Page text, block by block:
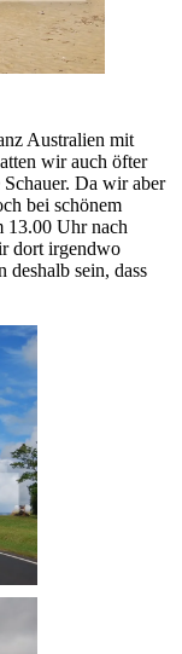
Australien mit
wir auch öfter
Da wir aber
bei schönem
13.00 Uhr nach
dort irgendwo
deshalb sein, dass